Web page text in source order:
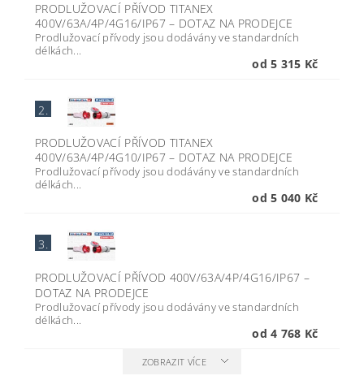
PRODLUŽOVACÍ PŘÍVOD TITANEX
400V/63A/4P/4G16/IP67– DOTAZ NA PRODEJCE
Prodlužovací přívody jsou dodávány ve standardních
délkách...
od 5 315 Kč
2.
PRODLUŽOVACÍ PŘÍVOD TITANEX
400V/63A/4P/4G10/IP67– DOTAZ NA PRODEJCE
Prodlužovací přívody jsou dodávány ve standardních
délkách...
od 5 040 Kč
3.
PRODLUŽOVACÍ PŘÍVOD 400V/63A/4P/4G16/IP67 –
DOTAZ NA PRODEJCE
Prodlužovací přívody jsou dodávány ve standardních
délkách...
od 4 768 Kč
ZOBRAZIT VÍCE